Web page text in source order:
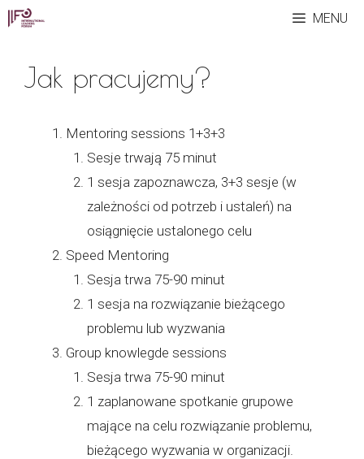
Przeskocz
MENU
Jak pracujemy?
Mentoring sessions 1+3+3
Sesje trwają 75 minut
1 sesja zapoznawcza, 3+3 sesje (w
zależności od potrzeb i ustaleń) na
osiągnięcie ustalonego celu
Speed Mentoring
Sesja trwa 75-90 minut
1 sesja na rozwiązanie bieżącego
problemu lub wyzwania
Group knowlegde sessions
Sesja trwa 75-90 minut
1 zaplanowane spotkanie grupowe
mające na celu rozwiązanie problemu,
bieżącego wyzwania w organizacji.